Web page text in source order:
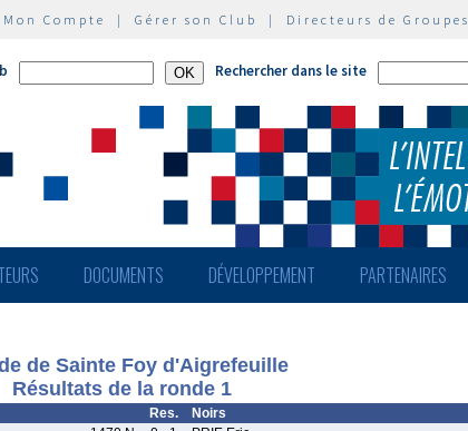
Mon Compte | Gérer son Club | Directeurs de Groupes
Rechercher dans le site
DOCUMENTS DÉVELOPPEMENT PARTENAIRES
de Sainte Foy d'Aigrefeuille
Résultats de la ronde 1
Res. Noirs